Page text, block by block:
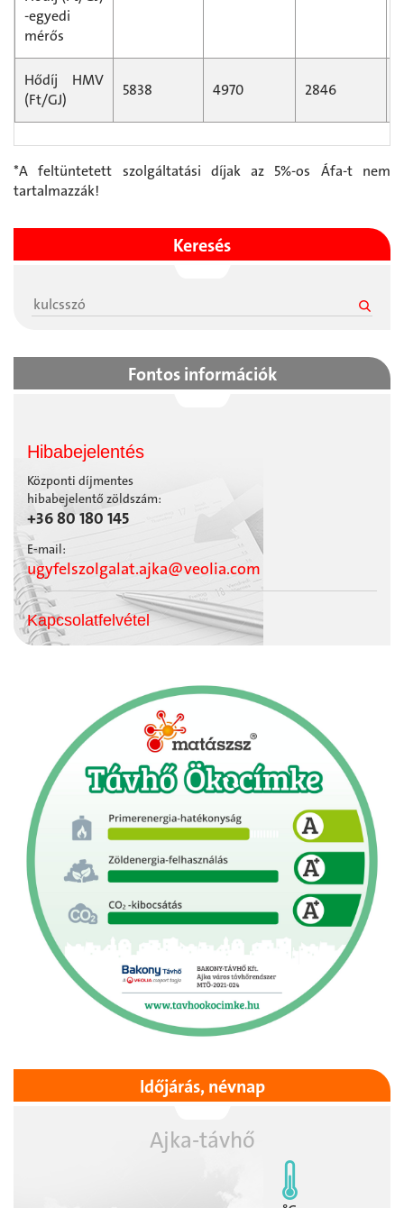
-egyedi
mérős
Hődíj HMV
(Ft/GJ)
5838 4970 2846
*A feltüntetett szolgáltatási díjak az 5%-os Áfa-t nem
tartalmazzák!
Keresés
Fontos információk
Hibabejelentés
Központi díjmentes
hibabejelentő zöldszám:
+36 80 180 145
E-mail:
ugyfelszolgalat.ajka@veolia.com
Kapcsolatfelvétel
Időjárás, névnap
Ajka-távhő